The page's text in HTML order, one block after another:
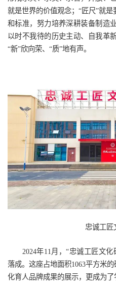
就是世界的价值观念；“匠尺”就
和标准，努力培养深耕装备制造
以时不我待的历史主动、自我革
“新”欣向荣、“质”地有声。
忠诚工匠
2024年11月，“忠诚工匠文
落成。这座占地面积1063平方米
化育人品牌成果的展示，更成为了